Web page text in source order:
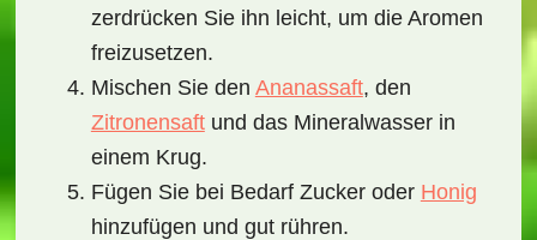
zerdrücken Sie ihn leicht, um die Aromen
freizusetzen.
Mischen Sie den Ananassaft, den
Zitronensaftund das Mineralwasser in
einem Krug.
Fügen Sie bei Bedarf Zucker oder Honig
hinzufügen und gut rühren.